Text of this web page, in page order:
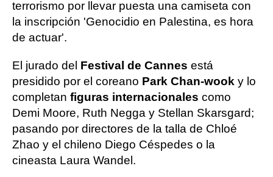
terrorismo por llevar puesta una camiseta con
la inscripción 'Genocidio en Palestina, es hora
de actuar'.
El jurado del Festival de Cannes está
presidido por el coreano Park Chan-wook y lo
completan figuras internacionales como
Demi Moore, Ruth Negga y Stellan Skarsgard;
pasando por directores de la talla de Chloé
Zhao y el chileno Diego Céspedes o la
cineasta Laura Wandel.